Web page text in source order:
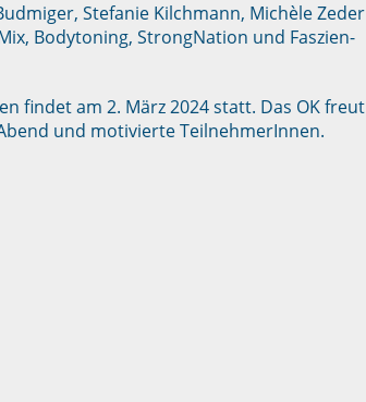
Stefanie Kilchmann, Michèle Zeder
Bodytoning, StrongNation und Faszien-
findet am 2. März 2024 statt. Das OK freut
und motivierte TeilnehmerInnen.